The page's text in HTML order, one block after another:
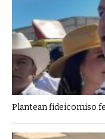
Plantean fideicomiso